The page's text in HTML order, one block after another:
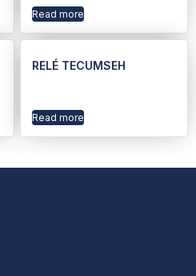
Read more
RELÉ TECUMSEH
Read more